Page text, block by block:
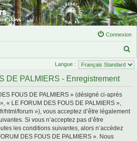
Connexion
e
Langue :
DE PALMIERS - Enregistrement
FOUS DE PALMIERS » (désigné ci-après
« LE FORUM DES FOUS DE PALMIERS »,
html/forum »), vous acceptez d’être légalement
Si vous n’acceptez pas d’être
les conditions suivantes, alors n’accédez
DES FOUS DE PALMIERS ». Nous